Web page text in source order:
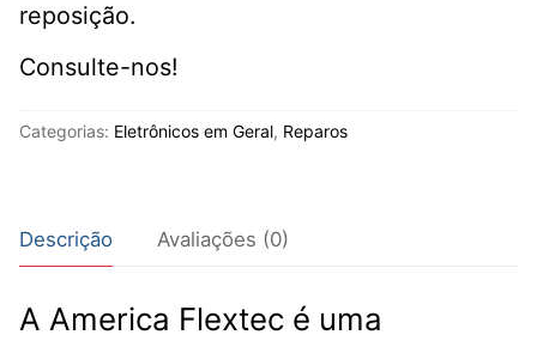
reposição.
Consulte-nos!
Categorias: Eletrônicos em Geral, Reparos
Descrição Avaliações (0)
A America Flextec é uma